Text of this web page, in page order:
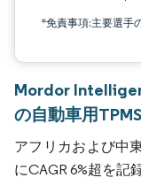
*免責事項:主要選手
Mordor
の自動車用
アフリカおよび中
にCAGR 6%超を記